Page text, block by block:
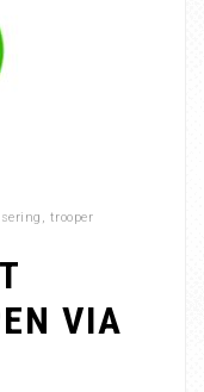
, trooper
VIA